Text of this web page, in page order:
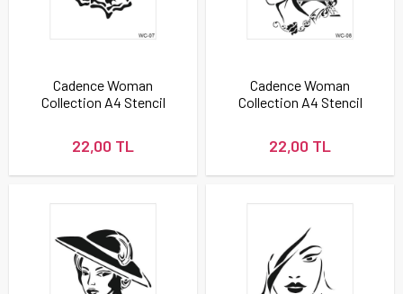
Cadence Woman
Collection A4 Stencil
22,00 TL
Cadence Woman
Collection A4 Stencil
22,00 TL